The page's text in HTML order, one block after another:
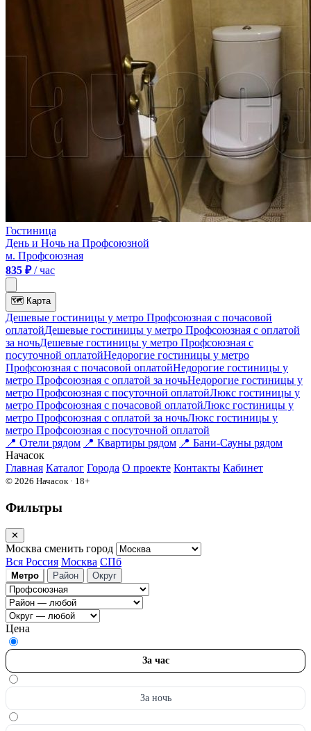
Гостиница
День и Ночь на Профсоюзной
м. Профсоюзная
835 ₽/ час
🗺 Карта
Дешевые гостиницы у метро Профсоюзная c почасовой
оплатойДешевые гостиницы у метро Профсоюзная с оплатой
за ночьДешевые гостиницы у метро Профсоюзная c
посуточной оплатойНедорогие гостиницы у метро
Профсоюзная c почасовой оплатойНедорогие гостиницы у
метро Профсоюзная с оплатой за ночьНедорогие гостиницы у
метро Профсоюзная c посуточной оплатойЛюкс гостиницы у
метро Профсоюзная c почасовой оплатойЛюкс гостиницы у
метро Профсоюзная с оплатой за ночьЛюкс гостиницы у
метро Профсоюзная c посуточной оплатой
📍 Отели рядом 📍 Квартиры рядом 📍 Бани-Сауны рядом
Начасок
Главная Каталог Города О проекте Контакты Кабинет
© 2026 Начасок · 18+
Фильтры
✕
Москва сменить город
Вся Россия Москва СПб
Метро Район Округ
Цена
За час
За ночь